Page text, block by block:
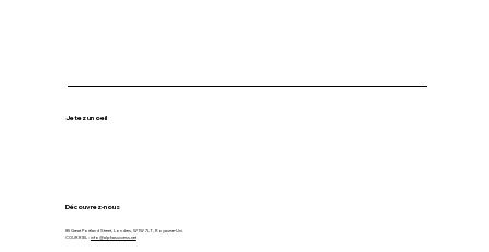
Jetez un oeil
85 Great Portland Street, Londres, W1W 7LT, Royaume-Uni.
COURRIEL : info@alphasuccess.net
Découvrez-nous